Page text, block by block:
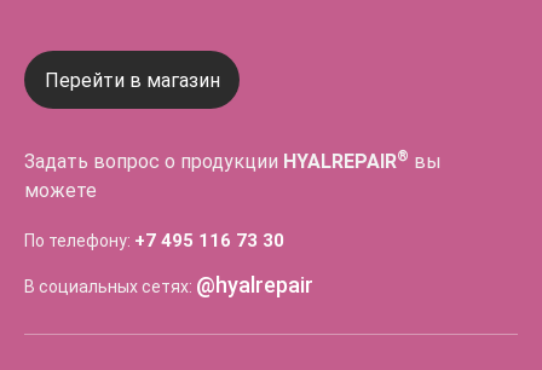
Перейти в магазин
Задать вопрос о продукции HYALREPAIR® вы
можете
По телефону: +7 495 116 73 30
В социальных сетях: @hyalrepair